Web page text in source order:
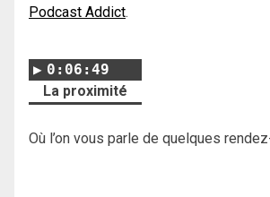
Podcast Addict.
0:06:49
La proximité
Où l’on vous parle de quelques